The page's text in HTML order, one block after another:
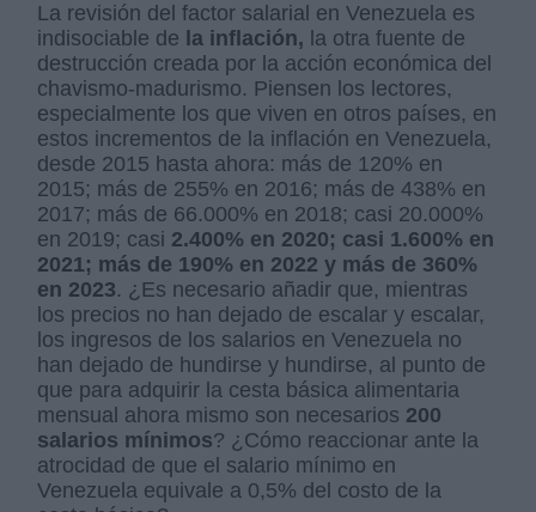
La revisión del factor salarial en Venezuela es
indisociable de la inflación, la otra fuente de
destrucción creada por la acción económica del
chavismo-madurismo. Piensen los lectores,
especialmente los que viven en otros países, en
estos incrementos de la inflación en Venezuela,
desde 2015 hasta ahora: más de 120% en
2015; más de 255% en 2016; más de 438% en
2017; más de 66.000% en 2018; casi 20.000%
en 2019; casi 2.400% en 2020; casi 1.600% en
2021; más de 190% en 2022 y más de 360%
en 2023. ¿Es necesario añadir que, mientras
los precios no han dejado de escalar y escalar,
los ingresos de los salarios en Venezuela no
han dejado de hundirse y hundirse, al punto de
que para adquirir la cesta básica alimentaria
mensual ahora mismo son necesarios 200
salarios mínimos? ¿Cómo reaccionar ante la
atrocidad de que el salario mínimo en
Venezuela equivale a 0,5% del costo de la